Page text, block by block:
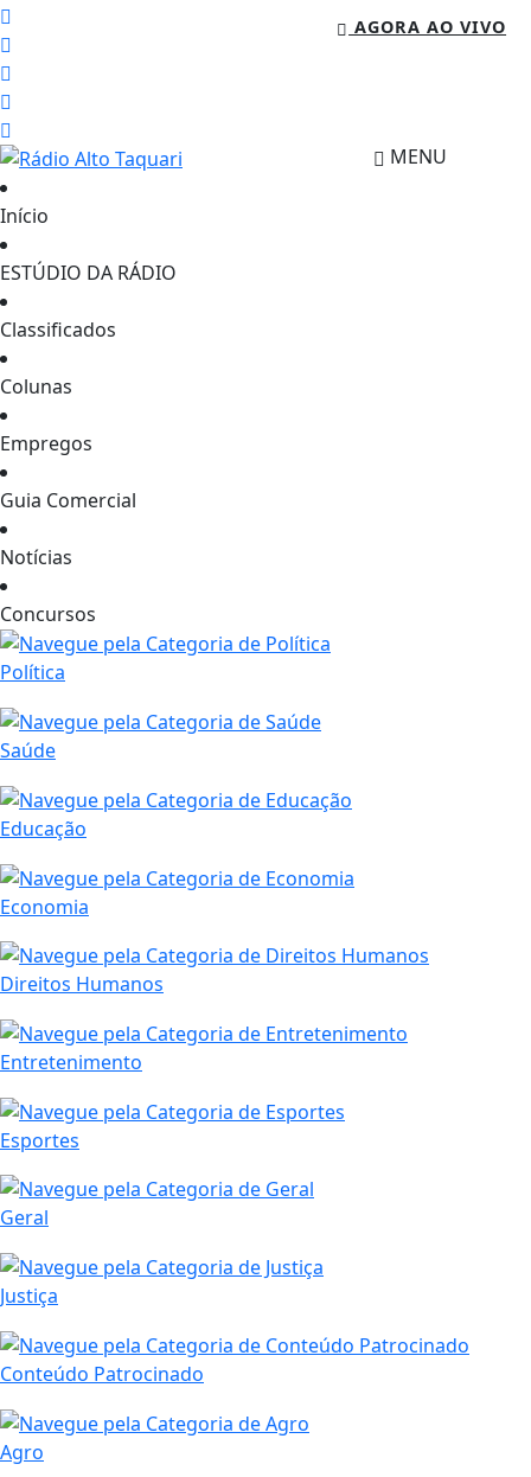
AGORA AO VIVO
MENU
Início
ESTÚDIO DA RÁDIO
Classificados
Colunas
Empregos
Guia Comercial
Notícias
Concursos
Política
Saúde
Educação
Economia
Direitos Humanos
Entretenimento
Esportes
Geral
Justiça
Conteúdo Patrocinado
Agro